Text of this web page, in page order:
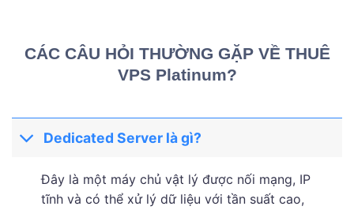
CÁC CÂU HỎI THƯỜNG GẶP VỀ THUÊ
VPS Platinum?
Dedicated Server là gì?
Đây là một máy chủ vật lý được nối mạng, IP
tĩnh và có thể xử lý dữ liệu với tần suất cao,